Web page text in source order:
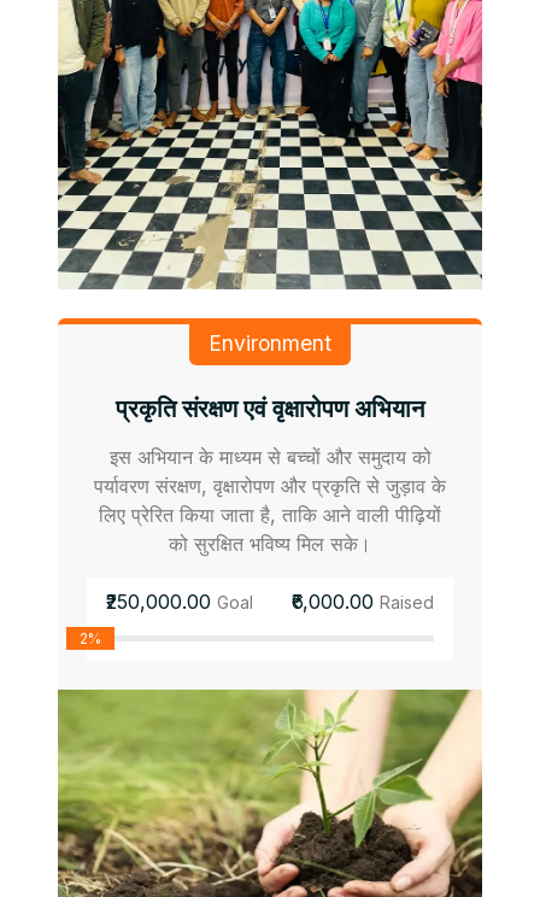
Environment
प्रकृति संरक्षण एवं वृक्षारोपण अभियान
इस अभियान के माध्यम से बच्चों और समुदाय को
पर्यावरण संरक्षण, वृक्षारोपण और प्रकृति से जुड़ाव के
लिए प्रेरित किया जाता है, ताकि आने वाली पीढ़ियों
को सुरक्षित भविष्य मिल सके।
₹250,000.00 Goal ₹6,000.00 Raised
2%